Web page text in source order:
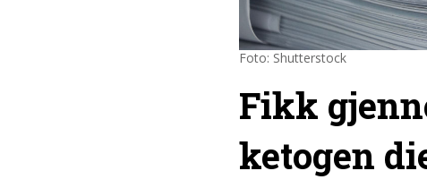
Foto: Shutterstock
Fikk
ketogen